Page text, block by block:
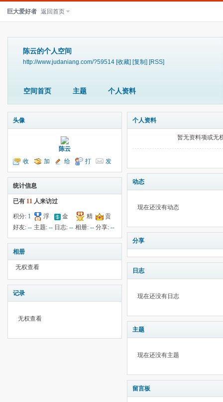
巨大爱好者 返回首页
陈云的个人空间
http://www.judaniang.com/?59514 [收藏] [复制] [RSS]
空间首页 主题 个人资料
头像
陈云
收
听TA
加
为好友
给
我留言
打
个招呼
发
送消息
统计信息
已有 11 人来访过
积分: 1
浮
云:156
金
钱:5
精
华:--
贡
献:--
好友: -- 主题: -- 日志:-- 相册: -- 分享:--
相册
无权查看
记录
无权查看
个人资料
暂无资料项或无
动态
现在还没有动态
分享
日志
现在还没有日志
主题
现在还没有主题
留言板